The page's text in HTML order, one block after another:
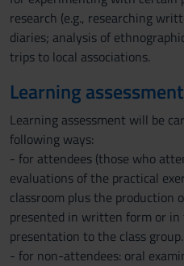
research (e.g., researching
diaries; analysis of
trips to local associations.
Learning
Learning assessment will be
following ways:
- for attendees (those who
evaluations of the practical
classroom plus the production
presented in written form or
presentation to the class group.
- for non-attendees: oral